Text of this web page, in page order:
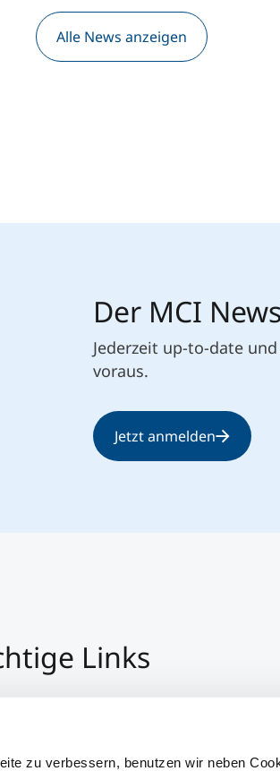
zu verbessern, benutzen wir neben
Alle News anzeigen
Der MCI
Jederzeit up-to-date
voraus.
Jetzt anmelden
Links